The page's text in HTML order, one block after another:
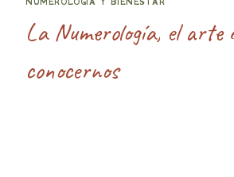
La Numerología, el arte
conocernos